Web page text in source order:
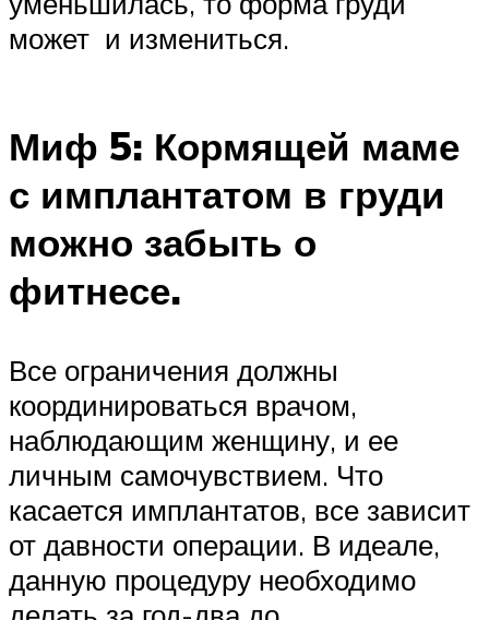
может и измениться.
Миф 5: Кормящей маме
с имплантатом в груди
можно забыть о
фитнесе.
Все ограничения должны
координироваться врачом,
наблюдающим женщину, и ее
личным самочувствием. Что
касается имплантатов, все зависит
от давности операции. В идеале,
данную процедуру необходимо